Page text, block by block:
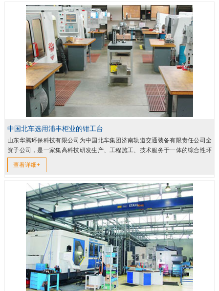
中国北车选用浦丰柜业的钳工台
山东华腾环保科技有限公司为中国北车集团济南轨道交通装备有限责任公司全
资子公司，是一家集高科技研发生产、工程施工、技术服务于一体的综合性环
保企业，是中国铁道部投资3500万元建立的国内唯一的密闭式集便系...
查看详细+